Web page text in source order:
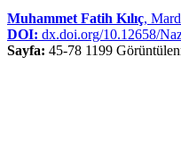
Muhammet Fatih Kılıç,
DOI: dx.doi.org/10.12658/
Sayfa: 45-78 1199